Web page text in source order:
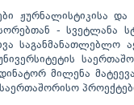
ჟურნალისტიკისა
- სვეტლანა
საგანმანათლებლო
მილენა